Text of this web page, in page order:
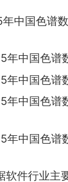
中国色谱
年中国色谱
年中国色谱
年中国色谱
年中国色谱
软件行业主